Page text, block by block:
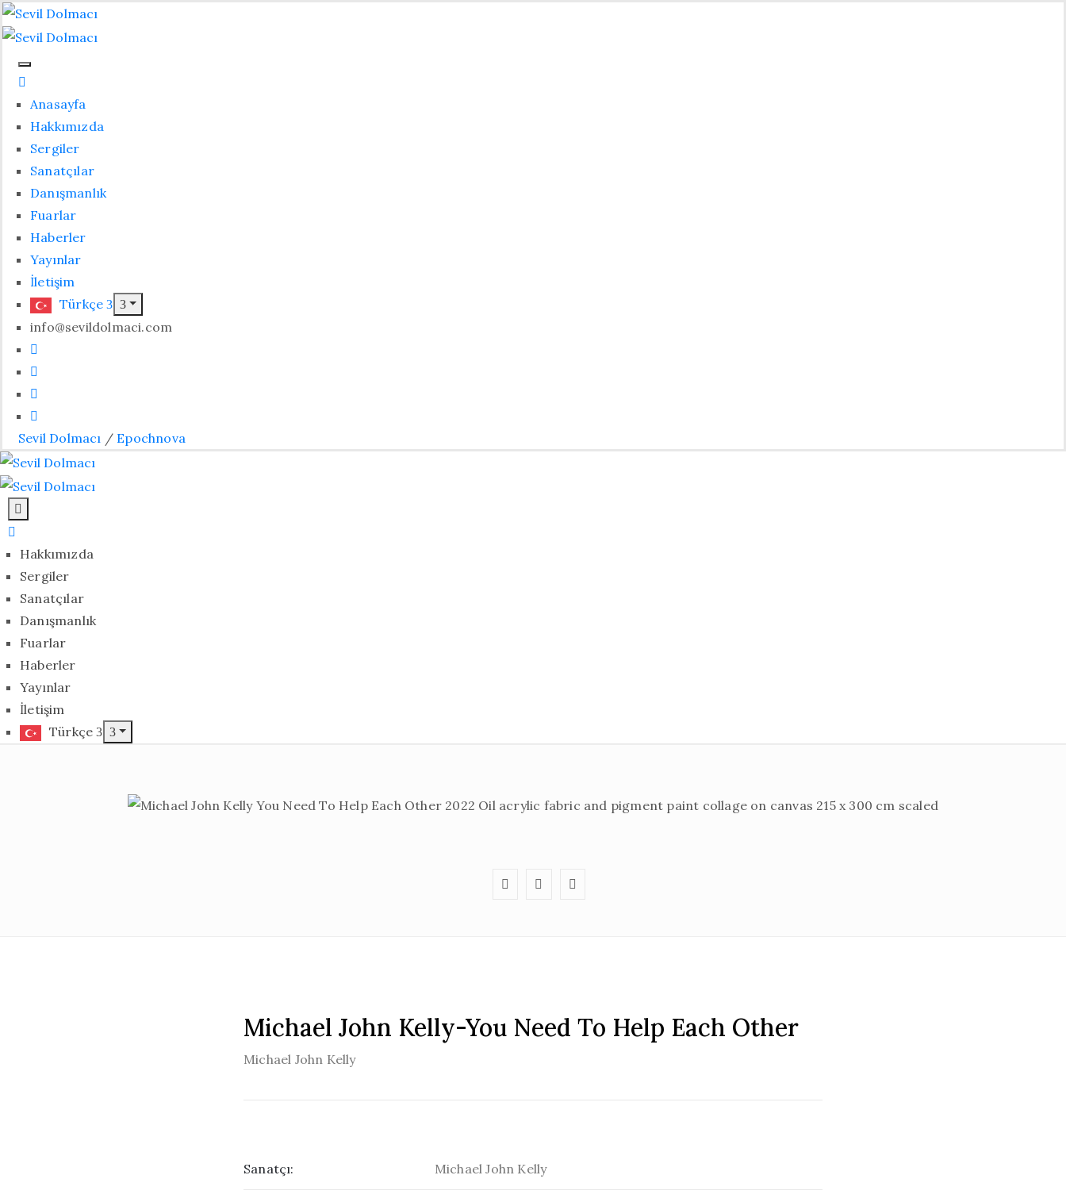
Anasayfa
Hakkımızda
Sergiler
Sanatçılar
Danışmanlık
Fuarlar
Haberler
Yayınlar
İletişim
Türkçe
info@sevildolmaci.com
Sevil Dolmacı / Epochnova
Hakkımızda
Sergiler
Sanatçılar
Danışmanlık
Fuarlar
Haberler
Yayınlar
İletişim
Türkçe
Michael John Kelly-You Need To Help Each Other
Michael John Kelly
Sanatçı: Michael John Kelly